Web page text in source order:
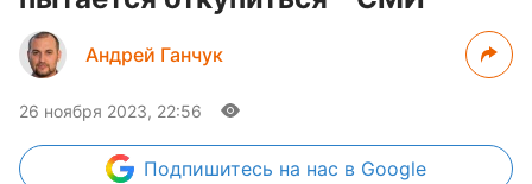
Андрей Ганчук
26 ноября 2023, 22:56
Подпишитесь на нас в Google